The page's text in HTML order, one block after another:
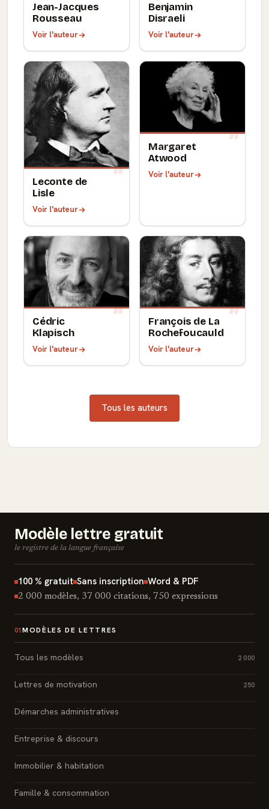
Jean-Jacques
Rousseau
Voir l'auteur
Benjamin
Disraeli
Voir l'auteur
Leconte de
Lisle
Voir l'auteur
Margaret
Atwood
Voir l'auteur
Cédric
Klapisch
Voir l'auteur
François de La
Rochefoucauld
Voir l'auteur
Tous les auteurs
Modèle lettre gratuit
le registre de la langue française
100 % gratuit Sans inscription Word & PDF
2 000 modèles, 37 000 citations, 750 expressions
01 MODÈLES DE LETTRES
Tous les modèles 2 000
Lettres de motivation 250
Démarches administratives
Entreprise & discours
Immobilier & habitation
Famille & consommation